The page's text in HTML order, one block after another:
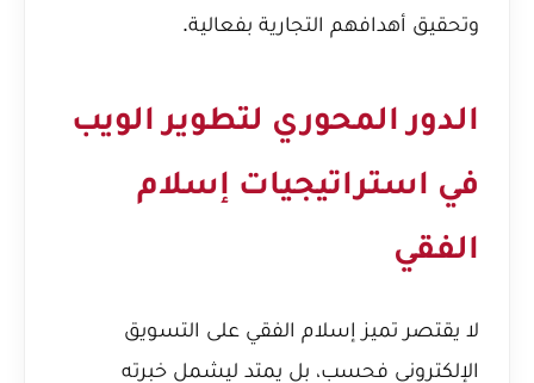
وتحقيق أهدافهم التجارية بفعالية.
الدور المحوري لتطوير الويب
في استراتيجيات إسلام
الفقي
لا يقتصر تميز إسلام الفقي على التسويق
الإلكتروني فحسب، بل يمتد ليشمل خبرته